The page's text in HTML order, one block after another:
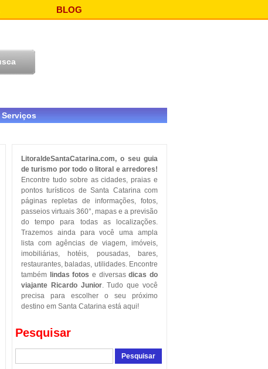
BLOG
Serviços
LitoraldeSantaCatarina.com, o seu guia
de turismo por todo o litoral e arredores!
Encontre tudo sobre as cidades, praias e
pontos turísticos de Santa Catarina com
páginas repletas de informações, fotos,
passeios virtuais 360°, mapas e a previsão
do tempo para todas as localizações.
Trazemos ainda para você uma ampla
lista com agências de viagem, imóveis,
imobiliárias, hotéis, pousadas, bares,
restaurantes, baladas, utilidades. Encontre
também
lindas fotos e diversasdicas do
viajante Ricardo Junior. Tudo que você
precisa para escolher o seu próximo
destino em Santa Catarina está aqui!
Pesquisar